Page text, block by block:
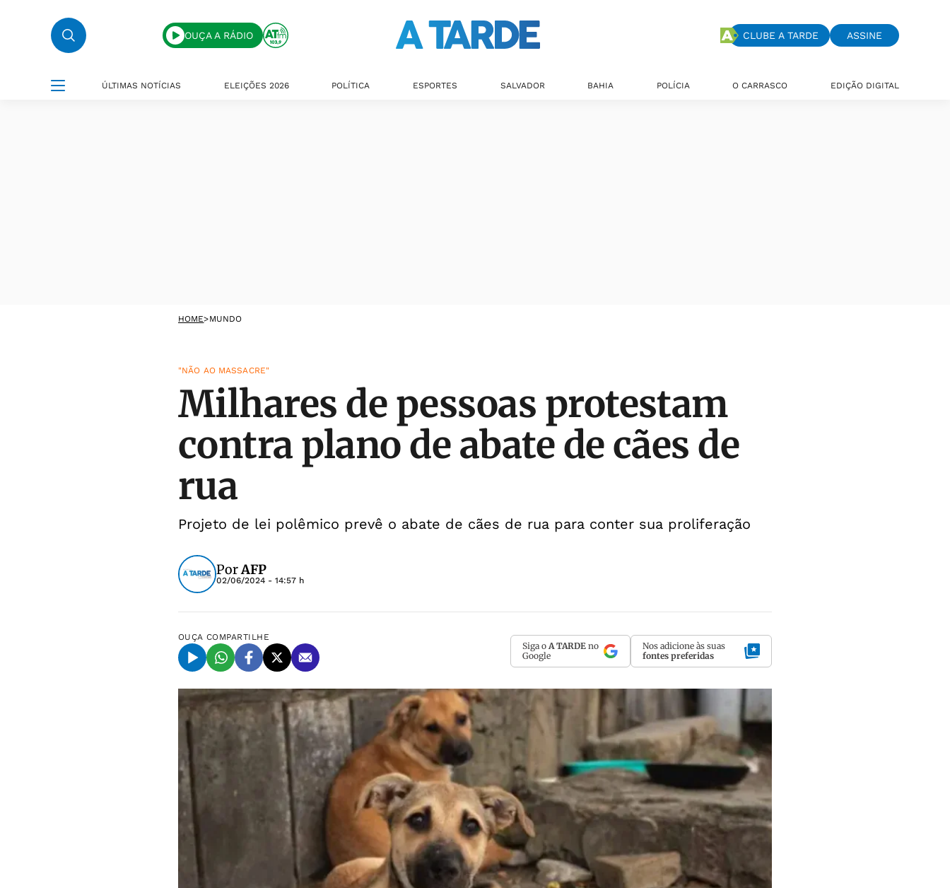
OUÇA A RÁDIO CLUBE A TARDE ASSINE
ÚLTIMAS NOTÍCIAS ELEIÇÕES 2026 POLÍTICA ESPORTES SALVADOR BAHIA POLÍCIA O CARRASCO EDIÇÃO DIGITAL
HOME>MUNDO
"NÃO AO MASSACRE"
Milhares de pessoas protestam
contra plano de abate de cães de
rua
Projeto de lei polêmico prevê o abate de cães de rua para conter sua proliferação
PorAFP
02/06/2024 - 14:57 h
OUÇA COMPARTILHE
Siga o A TARDE no
Google
Nos adicione às suas
fontes preferidas